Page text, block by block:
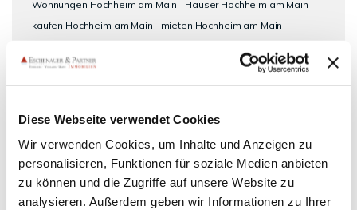
Diese Webseite verwendet Cookies
Wir verwenden Cookies, um Inhalte und Anzeigen zu
personalisieren, Funktionen für soziale Medien anbieten
zu können und die Zugriffe auf unsere Website zu
analysieren. Außerdem geben wir Informationen zu Ihrer
Wohnungen Hochheim am Main
Häuser Hochheim am Main
kaufen Hochheim am Main
mieten Hochheim am Main
am Main
Immobilien Hochheim am Main
Immo Hochheim am
Main
Reihenhaus Hochheim am Main
Mietwohnung Hochheim